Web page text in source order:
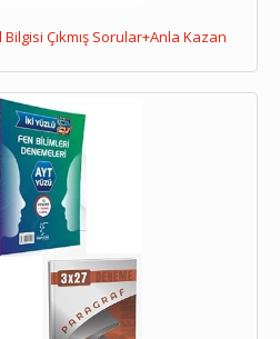
Çıkmış Sorular+Anla Kazan